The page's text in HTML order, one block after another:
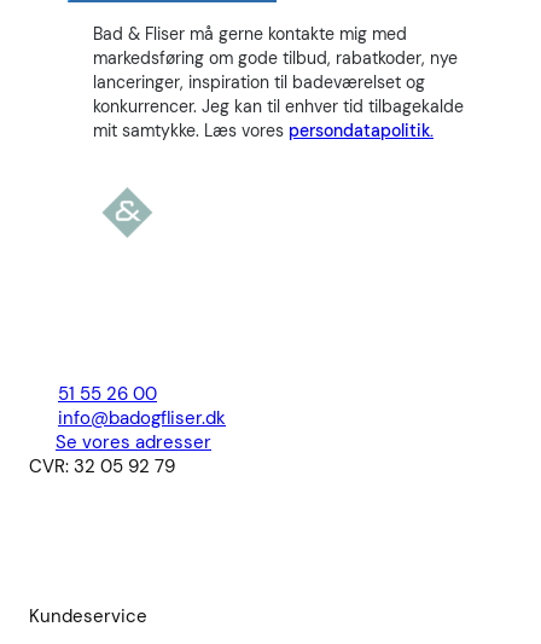
Bad & Fliser må gerne kontakte mig med
markedsføring om gode tilbud, rabatkoder, nye
lanceringer, inspiration til badeværelset og
konkurrencer. Jeg kan til enhver tid tilbagekalde
mit samtykke. Læs vores persondatapolitik.
51 55 26 00
info@badogfliser.dk
Se vores adresser
CVR: 32 05 92 79
Kundeservice